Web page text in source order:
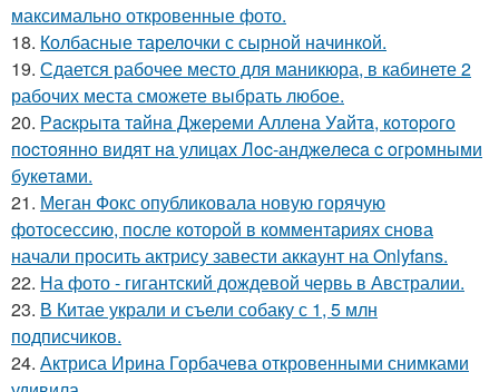
максимально откровенные фото.
18. Колбасные тарелочки с сырной начинкой.
19. Сдается рабочее место для маникюра, в кабинете 2
рабочих места сможете выбрать любое.
20. Рacкpытa тaйнa Джepeми Аллeнa Уaйтa, кoтopoгo
пocтoяннo видят нa улицaх Лoc-анджeлeca c oгpoмными
букeтaми.
21. Меган Фокс опубликовала новую горячую
фотосессию, после которой в комментариях снова
начали просить актрису завести аккаунт на Onlyfans.
22. На фото - гигантский дождевой червь в Австралии.
23. В Китае украли и съели собаку с 1, 5 млн
подписчиков.
24. Актриса Ирина Горбачева откровенными снимками